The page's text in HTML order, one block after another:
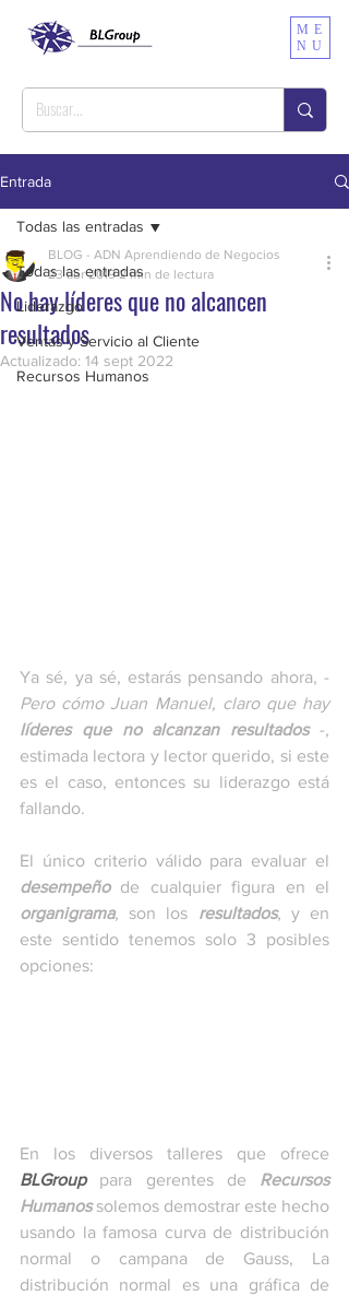
ME
NU
Entrada
Todas las entradas
Liderazgo
Ventas y Servicio al Cliente
Recursos Humanos
Todas las entradas
No hay líderes que no alcancen
resultados
BLOG - ADN Aprendiendo de Negocios
23 abr 2019 2 min de lectura
Actualizado: 14 sept 2022
Ya sé, ya sé, estarás pensando ahora, -
Pero cómo Juan Manuel, claro que hay
líderes que no alcanzan resultados -,
estimada lectora y lector querido, si este
es el caso, entonces su liderazgo está
fallando.
desempeño
organigrama, son los resultados, y en
este sentido tenemos solo 3 posibles
opciones:
En los diversos talleres que ofrece
BLGroup
para gerentes de Recursos
Humanos solemos demostrar este hecho
usando la famosa curva de distribución
normal o campana de Gauss, La
distribución normal es una gráfica de